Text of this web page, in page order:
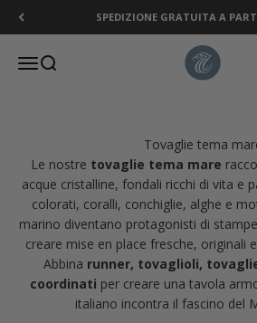
Vai al contenuto SPEDIZIONE GRATUITA A
MenùCerca Tessitura
Tovaglie tema
Le nostre tovaglie tema mare
acque cristalline, fondali ricchi di vita e
colorati, coralli, conchiglie, alghe e
marino diventano protagonisti di
creare mise en place fresche, originali
Abbina runner, tovaglioli,
coordinati per creare una tavola
italiano incontra il fascino del